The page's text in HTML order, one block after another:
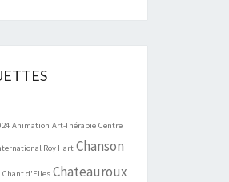
Animation Art-Thérapie Centre
Roy Hart Chanson
Chant d'Elles Chateauroux